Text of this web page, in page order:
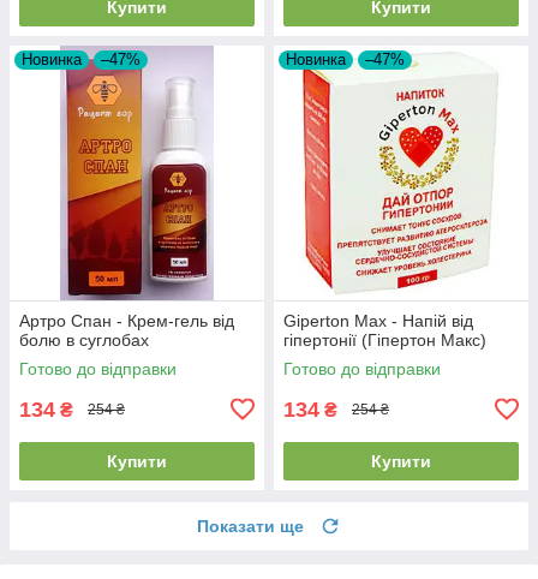
Купити Купити
Новинка –47%
Артро Спан - Крем-гель від
болю в суглобах
Готово до відправки
134 ₴ 254 ₴
Купити
Новинка –47%
Giperton Max - Напій від
гіпертонії (Гіпертон Макс)
Готово до відправки
134 ₴ 254 ₴
Купити
Показати ще